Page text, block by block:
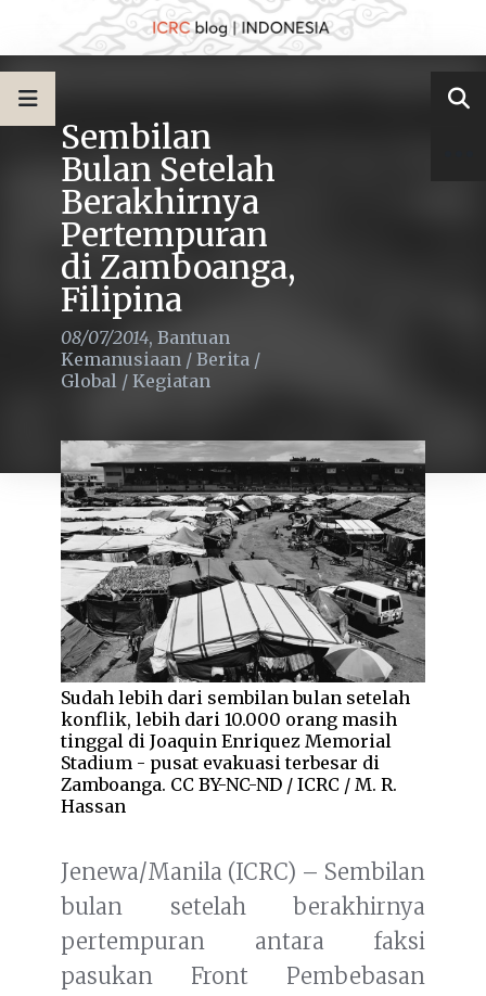
Sembilan
Bulan Setelah
Berakhirnya
Pertempuran
di Zamboanga,
Filipina
08/07/2014, Bantuan
Kemanusiaan / Berita /
Global / Kegiatan
Sudah lebih dari sembilan bulan setelah
konflik, lebih dari 10.000 orang masih
tinggal di Joaquin Enriquez Memorial
Stadium - pusat evakuasi terbesar di
Zamboanga. CC BY-NC-ND / ICRC / M. R.
Hassan
Jenewa/Manila (ICRC) – Sembilan
bulan setelah berakhirnya
pertempuran antara faksi
pasukan Front Pembebasan